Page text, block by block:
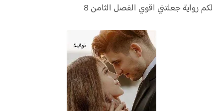
لكم رواية جعلتني اقوي الفصل الثامن 8